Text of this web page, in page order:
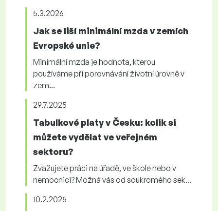
5.3.2026
Jak se liší minimální mzda v zemích
Evropské unie?
Minimální mzda je hodnota, kterou
používáme při porovnávání životní úrovně v
zem...
29.7.2025
Tabulkové platy v Česku: kolik si
můžete vydělat ve veřejném
sektoru?
Zvažujete práci na úřadě, ve škole nebo v
nemocnici? Možná vás od soukromého sek...
10.2.2025